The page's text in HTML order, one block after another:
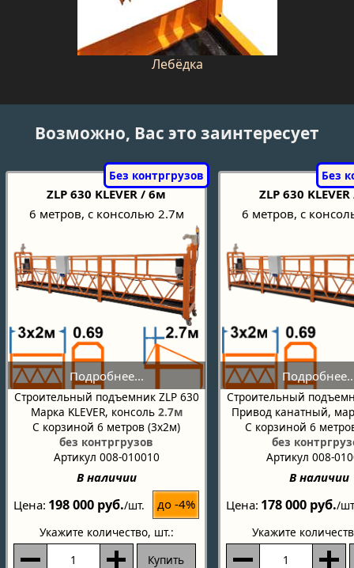
Лебёдка
Возможно, Вас это заинтересует
ZLP 630 KLEVER / 6м
6 метров, с консолью 2.7м
Строительный подъемник ZLP 630
Марка KLEVER, консоль 2.7м
С корзиной 6 метров (3х2м)
без контргрузов
Артикул 008-010010
В наличии
Цена 198 000 руб./шт. до -4%
Укажите количество, шт.:
Купить
ZLP 630
6 метров, с
Строительный
Привод канатный,
С корзиной 6
без
Артикул 008-
В наличии
Цена 178 000 руб./
Укажите